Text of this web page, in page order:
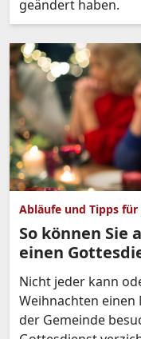
geändert haben.
Abläufe und Tipps
So können Sie
einen
Nicht jeder kann
Weihnachten einen
der Gemeinde